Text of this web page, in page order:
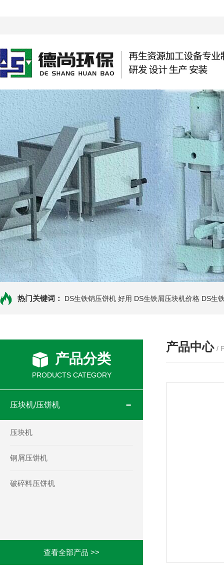
热门关键词： DS生铁销压饼机 好用 DS生铁屑压块机价格 DS生
产品分类
PRODUCTS CATEGORY
压块机/压饼机
压块机
钢屑压饼机
破碎料压饼机
查看全部产品 >>
产品中心 /